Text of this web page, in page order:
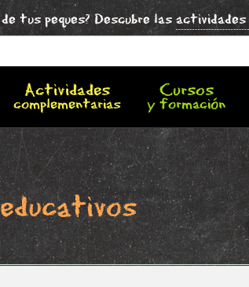
tus peques? Descubre las actividades
Actividades
complementarias
Cursos
y formación